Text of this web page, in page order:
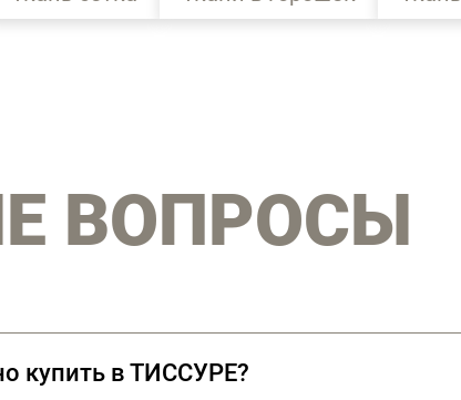
ВОПРОСЫ
купить в ТИССУРЕ?